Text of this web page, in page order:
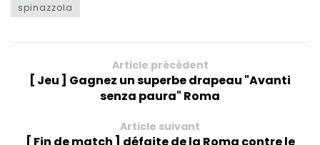
spinazzola
Article précédent
[ Jeu ] Gagnez un superbe drapeau "Avanti
senza paura" Roma
Article suivant
[ Fin de match ] défaite de la Roma contre le